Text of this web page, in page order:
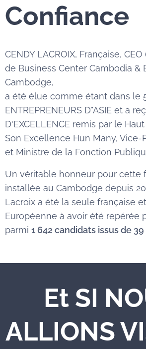
Confiance
CENDY LACROIX, Française,
de Business Center Cambodia &
Cambodge,
a été élue comme étant dans le
ENTREPRENEURS D"ASIE et a
D'EXCELLENCE remis par le
Son Excellence Hun Many, Vice-
et Ministre de la Fonction
Un véritable honneur pour cette
installée au Cambodge depuis
Lacroix a été la seule française
Européenne à avoir été repérée
parmi 1 642 candidats issus de 39
Et SI
ALLIONS